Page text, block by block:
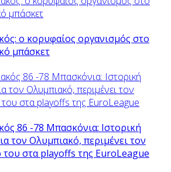
ο κορυφαίος οργανισμός στο
μπάσκετ
86 -78 Μπασκόνια: Ιστορική
τον Ολυμπιακό, περιμένει τον
του στα playoffs της EuroLeague